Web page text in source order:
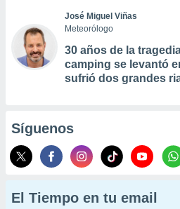
José Miguel Viñas
Meteorólogo
30 años de la
camping se levantó
sufrió dos grandes
Síguenos
El Tiempo en tu email